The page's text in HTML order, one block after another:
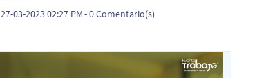
27-03-2023 02:27 PM-0Comentario(s)